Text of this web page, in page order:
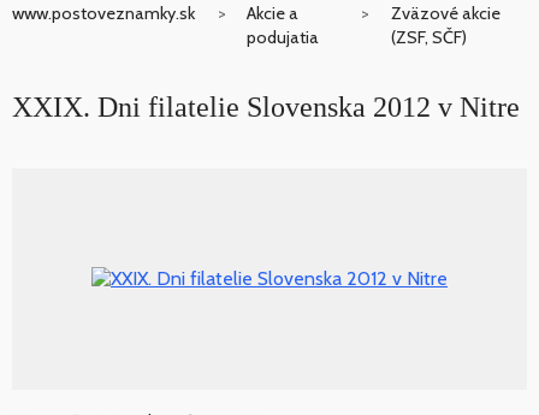
www.postoveznamky.sk
Akcie a
podujatia
Zväzové akcie
(ZSF, SČF)
XXIX. Dni filatelie Slovenska 2012 v Nitre